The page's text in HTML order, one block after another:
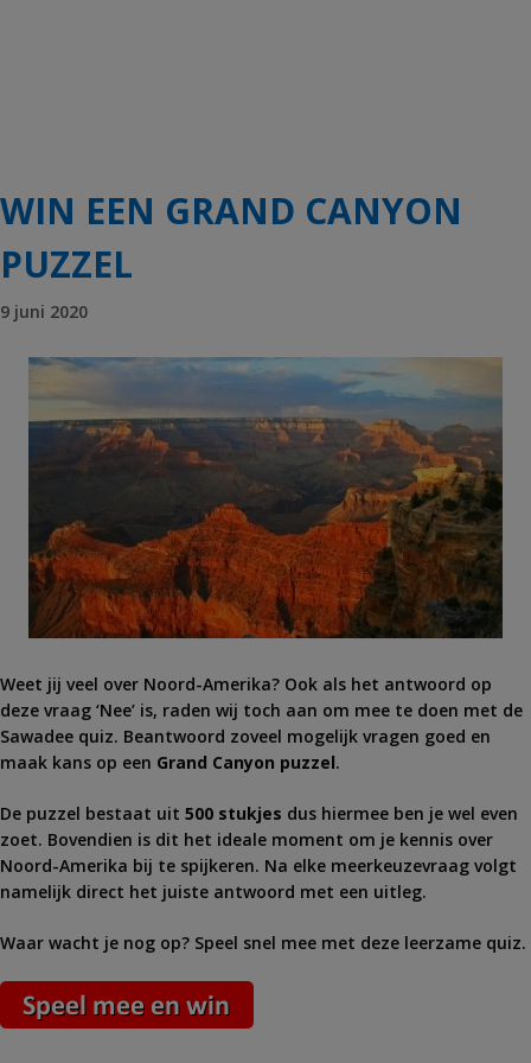
WIN EEN GRAND CANYON
PUZZEL
9 juni 2020
Weet jij veel over Noord-Amerika? Ook als het antwoord op
deze vraag ‘Nee’ is, raden wij toch aan om mee te doen met de
Sawadee quiz. Beantwoord zoveel mogelijk vragen goed en
maak kans op een Grand Canyon puzzel.
De puzzel bestaat uit 500 stukjes dus hiermee ben je wel even
zoet. Bovendien is dit het ideale moment om je kennis over
Noord-Amerika bij te spijkeren. Na elke meerkeuzevraag volgt
namelijk direct het juiste antwoord met een uitleg.
Waar wacht je nog op? Speel snel mee met deze leerzame quiz.